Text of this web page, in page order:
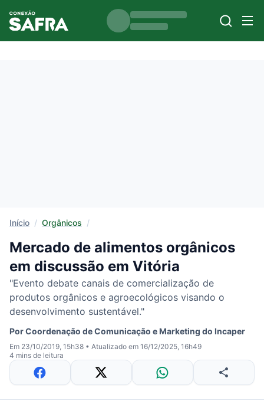
Início / Orgânicos /
Mercado de alimentos orgânicos
em discussão em Vitória
"Evento debate canais de comercialização de
produtos orgânicos e agroecológicos visando o
desenvolvimento sustentável."
PorCoordenação de Comunicação e Marketing do Incaper
Em 23/10/2019, 15h38 • Atualizado em 16/12/2025, 16h49
4 mins de leitura